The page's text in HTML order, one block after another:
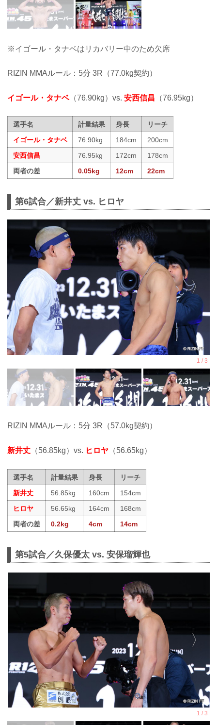
※イゴール・タナベはリカバリー中のため欠席
RIZIN MMAルール：5分 3R（77.0kg契約）
イゴール・タナベ（76.90kg）vs. 安西信昌 （76.95kg）
選手名 計量結果 身長
リーチ
イゴール・タナベ
76.90kg 184cm
200cm
安西信昌
76.95kg 172cm
178cm
両者の差
0.05kg 12cm 22cm
第6試合／新井丈 vs. ヒロヤ
RIZIN MMAルール：5分 3R（57.0kg契約）
新井丈 （56.85kg）vs. ヒロヤ （56.65kg）
選手名 計量結果 身長
リーチ
新井丈
56.85kg 160cm
154cm
ヒロヤ
56.65kg 164cm
168cm
両者の差
0.2kg 4cm 14cm
第5試合／久保優太 vs. 安保瑠輝也